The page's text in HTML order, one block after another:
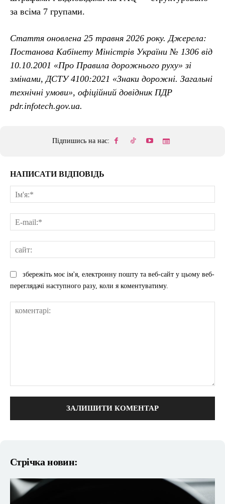
за всіма 7 групами.
Стаття оновлена 25 травня 2026 року. Джерела:
Постанова Кабінету Міністрів України № 1306 від
10.10.2001 «Про Правила дорожнього руху» зі
змінами, ДСТУ 4100:2021 «Знаки дорожні. Загальні
технічні умови», офіційний довідник ПДР
pdr.infotech.gov.ua.
Підпишись на нас:
НАПИСАТИ ВІДПОВІДЬ
збережіть моє ім'я, електронну пошту та веб-сайт у цьому веб-
переглядачі наступного разу, коли я коментуватиму.
Стрічка новин: